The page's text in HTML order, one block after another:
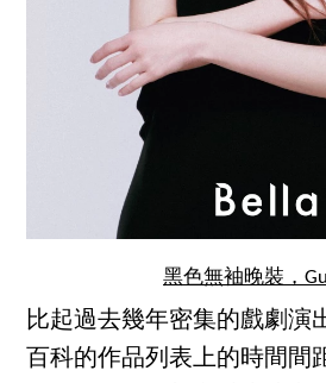
黑色無袖晚裝，
比起過去幾年密集的戲劇演
百科的作品列表上的時間間